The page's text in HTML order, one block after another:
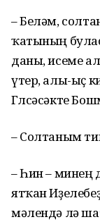
– Беләм,
ҡатының
даны, исеме
үтер, алы-ыҫ
Гөлсәсәкте
– Солтаным
– Һин – минең
ятҡан
мәлендә лә